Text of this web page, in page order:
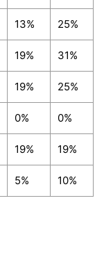
13% 25%
19% 31%
19% 25%
0% 0%
19% 19%
5% 10%